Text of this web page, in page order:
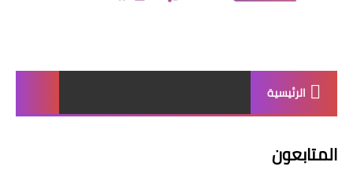
الرئيسية
المتابعون